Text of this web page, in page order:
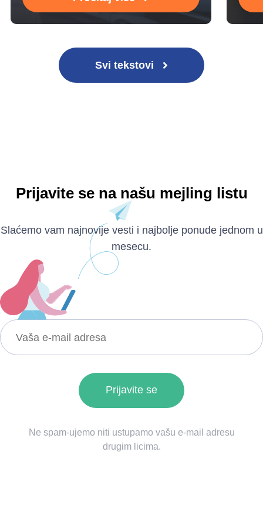
Svi tekstovi
Prijavite se na našu mejling listu
Slaćemo vam najnovije vesti i najbolje ponude jednom u
mesecu.
Ne spam-ujemo niti ustupamo vašu e-mail adresu
drugim licima.